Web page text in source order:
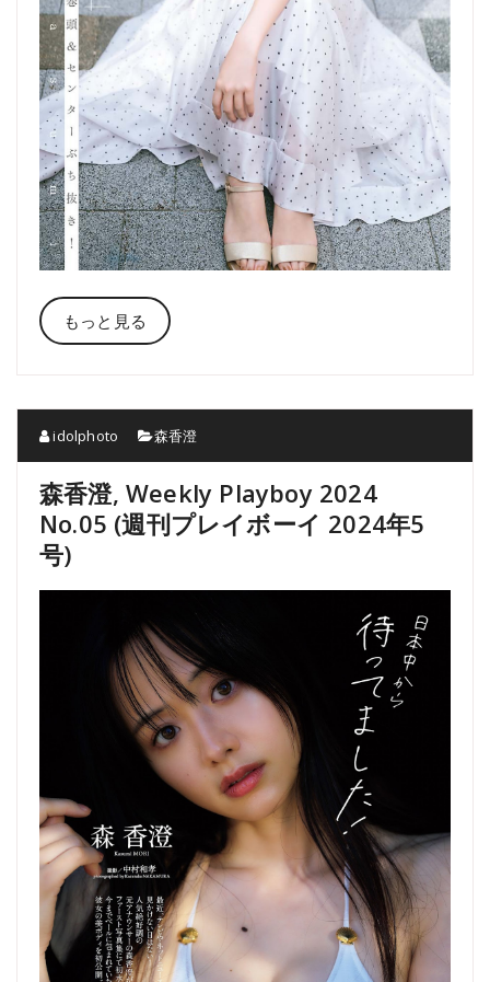
もっと見る
idolphoto 森香澄
森香澄, Weekly Playboy 2024
No.05 (週刊プレイボーイ 2024年5
号)